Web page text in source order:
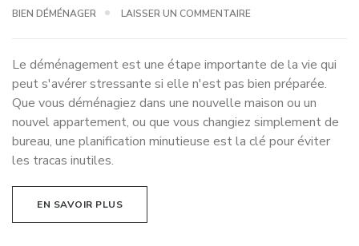
BIEN DÉMÉNAGER LAISSER UN COMMENTAIRE
Le déménagement est une étape importante de la vie qui
peut s'avérer stressante si elle n'est pas bien préparée.
Que vous déménagiez dans une nouvelle maison ou un
nouvel appartement, ou que vous changiez simplement de
bureau, une planification minutieuse est la clé pour éviter
les tracas inutiles.
EN SAVOIR PLUS